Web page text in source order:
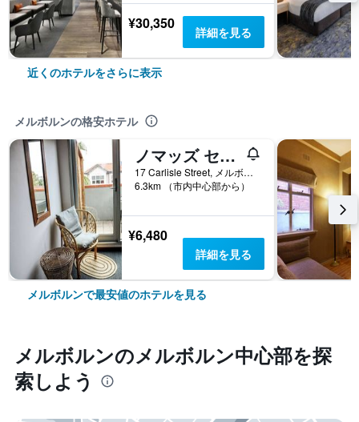
¥30,350 詳細を見る
近くのホテルをさらに表示
メルボルンの格安ホテル
ノマッズ セント キルダ ホステル
17 Carlisle Street, メルボルン, VIC, オーストラリア
6.3km （市内中心部から）
¥6,480
詳細を見る
メルボルンで最安値のホテルを見る
メルボルン​のメルボルン中心部​を探
索しよう